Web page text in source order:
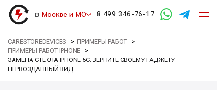
в Москве и МО 8 499 346-76-17
CARESTOREDEVICES >ПРИМЕРЫ РАБОТ >
ПРИМЕРЫ РАБОТ IPHONE >
ЗАМЕНА СТЕКЛА IPHONE 5C: ВЕРНИТЕ СВОЕМУ ГАДЖЕТУ
ПЕРВОЗДАННЫЙ ВИД